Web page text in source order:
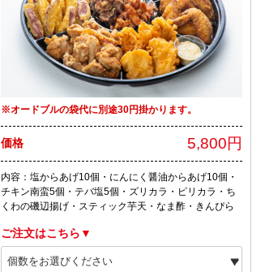
※オードブルの袋代に別途30円掛かります。
価格 5,800円
内容：塩からあげ10個・にんにく醤油からあげ10個・
チキン南蛮5個・テバ塩5個・ズリカラ・ピリカラ・ち
くわの磯辺揚げ・スティック芋天・なま酢・きんぴら
ご注文はこちら▼